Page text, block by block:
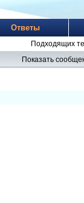
Ответы
Подходящих
Показать